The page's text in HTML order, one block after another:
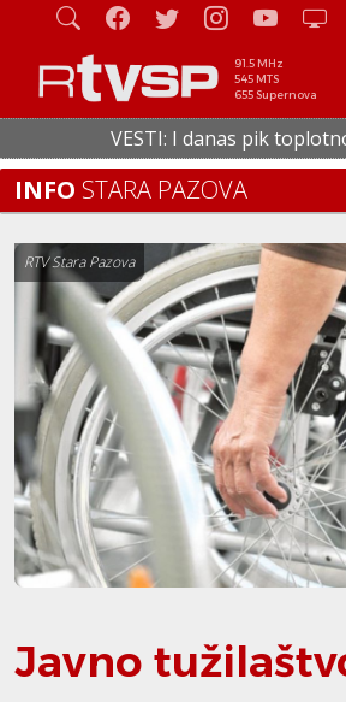
91.5 MHz
545 MTS
655 Supernova
VESTI: I danas pik toplotnog
INFO STARA PAZOVA
RTV Stara Pazova
Javno